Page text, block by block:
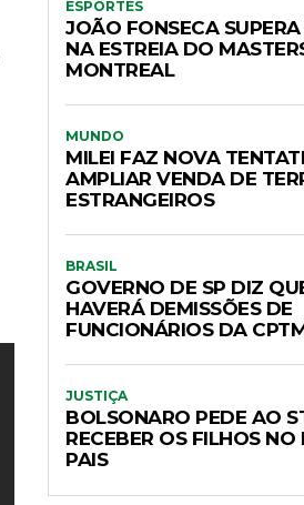
ESPORTES
JOÃO FONSECA
NA ESTREIA DO
MONTREAL
MUNDO
MILEI FAZ NOVA
AMPLIAR VENDA DE
ESTRANGEIROS
BRASIL
GOVERNO DE SP DIZ
HAVERÁ DEMISSÕES DE
FUNCIONÁRIOS DA
JUSTIÇA
BOLSONARO PEDE AO
RECEBER OS FILHOS NO
PAIS